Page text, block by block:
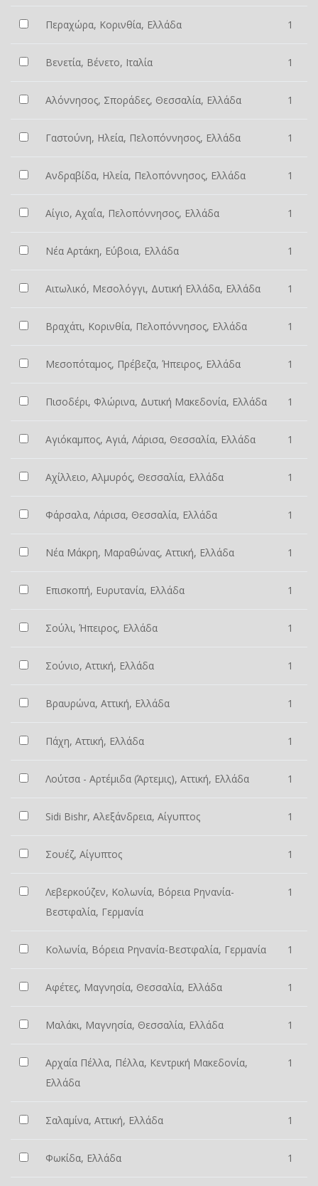
Περαχώρα, Κορινθία, Ελλάδα 1
Βενετία, Βένετο, Ιταλία 1
Αλόννησος, Σποράδες, Θεσσαλία, Ελλάδα 1
Γαστούνη, Ηλεία, Πελοπόννησος, Ελλάδα 1
Ανδραβίδα, Ηλεία, Πελοπόννησος, Ελλάδα 1
Αίγιο, Αχαΐα, Πελοπόννησος, Ελλάδα 1
Νέα Αρτάκη, Εύβοια, Ελλάδα 1
Αιτωλικό, Μεσολόγγι, Δυτική Ελλάδα, Ελλάδα 1
Βραχάτι, Κορινθία, Πελοπόννησος, Ελλάδα 1
Μεσοπόταμος, Πρέβεζα, Ήπειρος, Ελλάδα 1
Πισοδέρι, Φλώρινα, Δυτική Μακεδονία, Ελλάδα 1
Αγιόκαμπος, Αγιά, Λάρισα, Θεσσαλία, Ελλάδα 1
Αχίλλειο, Αλμυρός, Θεσσαλία, Ελλάδα 1
Φάρσαλα, Λάρισα, Θεσσαλία, Ελλάδα 1
Νέα Μάκρη, Μαραθώνας, Αττική, Ελλάδα 1
Επισκοπή, Ευρυτανία, Ελλάδα 1
Σούλι, Ήπειρος, Ελλάδα 1
Σούνιο, Αττική, Ελλάδα 1
Βραυρώνα, Αττική, Ελλάδα 1
Πάχη, Αττική, Ελλάδα 1
Λούτσα - Αρτέμιδα (Άρτεμις), Αττική, Ελλάδα 1
Sidi Bishr, Αλεξάνδρεια, Αίγυπτος 1
Σουέζ, Αίγυπτος 1
Λεβερκούζεν, Κολωνία, Βόρεια Ρηνανία-
Βεστφαλία, Γερμανία
1
Κολωνία, Βόρεια Ρηνανία-Βεστφαλία, Γερμανία 1
Αφέτες, Μαγνησία, Θεσσαλία, Ελλάδα 1
Μαλάκι, Μαγνησία, Θεσσαλία, Ελλάδα 1
Αρχαία Πέλλα, Πέλλα, Κεντρική Μακεδονία,
Ελλάδα
1
Σαλαμίνα, Αττική, Ελλάδα 1
Φωκίδα, Ελλάδα 1